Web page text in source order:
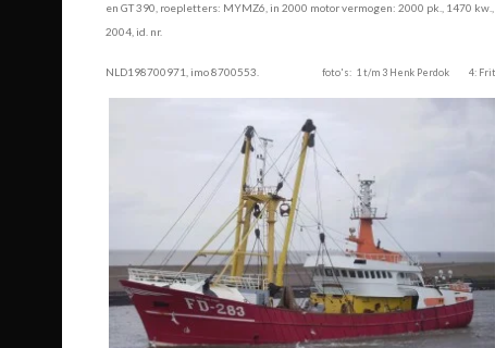
en GT 390, roepletters: MYMZ6, in 2000 motorvermogen:2000 pk., 1470
2004, id. nr.
NLD198700971, imo 8700553.foto's: 1 t/m 3 Henk Perdok 4: